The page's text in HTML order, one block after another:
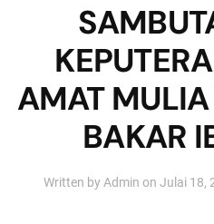
AMAT
BAKAR
Written by Admin on Julai 18,